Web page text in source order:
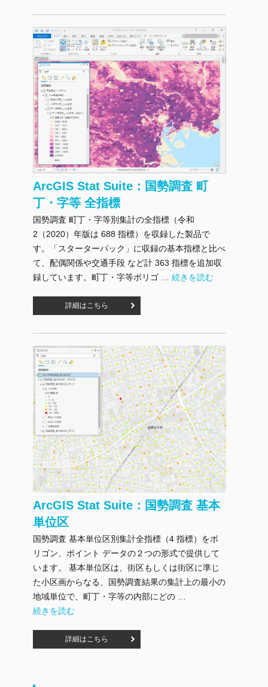
ArcGIS Stat Suite：国勢調査 町
丁・字等 全指標
国勢調査 町丁・字等別集計の全指標（令和
2（2020）年版は 688 指標）を収録した製品で
す。「スターターパック」に収録の基本指標と比べ
て、配偶関係や交通手段 など計 363 指標を追加収
録しています。町丁・字等ポリゴ … "ArcGIS Stat Suite：国
続きを読む
詳細はこちら
ArcGIS Stat Suite：国勢調査 基本
単位区
国勢調査 基本単位区別集計全指標（4 指標）をポ
リゴン、ポイント データの２つの形式で提供して
います。 基本単位区は、街区もしくは街区に準じ
た小区画からなる、国勢調査結果の集計上の最小の
地域単位で、町丁・字等の内部にどの …
"ArcGIS Stat Suite：国勢調査 基本単位区" の
続きを読む
詳細はこちら